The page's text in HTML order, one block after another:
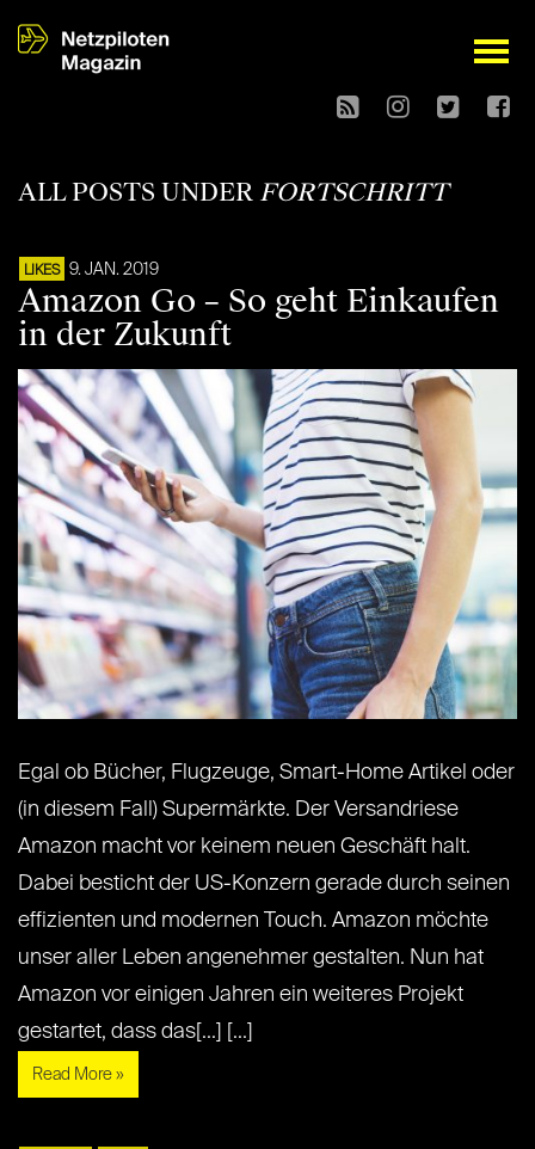
open
ALL POSTS UNDER FORTSCHRITT
LIKES 9. JAN. 2019
Amazon Go – So geht Einkaufen
in der Zukunft
Egal ob Bücher, Flugzeuge, Smart-Home Artikel oder
(in diesem Fall) Supermärkte. Der Versandriese
Amazon macht vor keinem neuen Geschäft halt.
Dabei besticht der US-Konzern gerade durch seinen
effizienten und modernen Touch. Amazon möchte
unser aller Leben angenehmer gestalten. Nun hat
Amazon vor einigen Jahren ein weiteres Projekt
gestartet, dass das[...] [...]
Read More »